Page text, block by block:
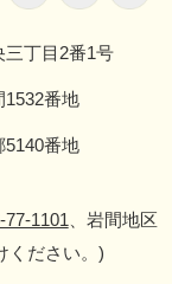
三丁目2番1号
1532番地
5140番地
77-1101 、岩間地区
ください。)